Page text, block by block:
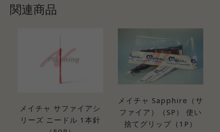
関連商品
メイチャ サファイアシ
リーズ ニードル 1本針
メイチャ Sapphire（サ
ファイア）（SP） 使い
捨てグリップ（1P）